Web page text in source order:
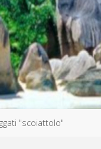
"scoiattolo"